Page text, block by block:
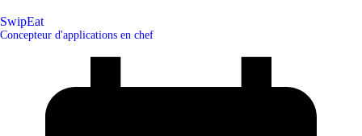
SwipEat
Concepteur d'applications en chef